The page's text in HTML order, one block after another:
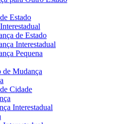
Estado
de Estado
Interestadual
Pequena
de Mudança
Cidade
Interestadual